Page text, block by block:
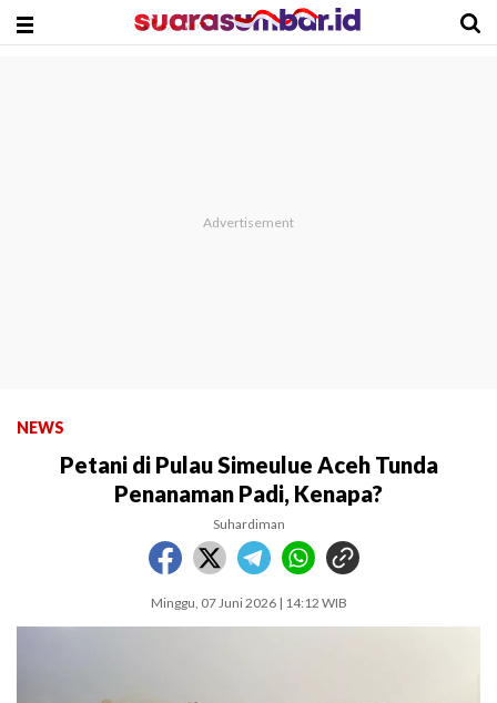
NEWS
Petani di Pulau Simeulue Aceh Tunda
Penanaman Padi, Kenapa?
Suhardiman
Minggu, 07 Juni 2026 | 14:12 WIB